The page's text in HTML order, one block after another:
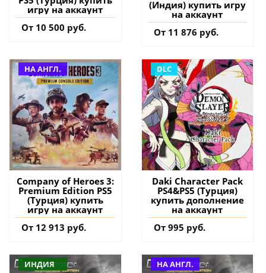
игру на аккаунт
От 10 500 руб.
(Индия) купить игру
на аккаунт
От 11 876 руб.
НА АНГЛ.
Company of Heroes 3:
Premium Edition PS5
(Турция) купить
игру на аккаунт
От 12 913 руб.
DLC
Daki Character Pack
PS4&PS5 (Турция)
купить дополнение
на аккаунт
От 995 руб.
ИНДИЯ
НА АНГЛ.